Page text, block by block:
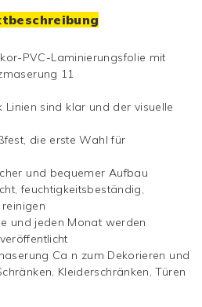
Linien sind klar und der visuelle
die erste Wahl für
und bequemer Aufbau
feuchtigkeitsbeständig,
und jeden Monat werden
Ca n zum Dekorieren und
Kleiderschränken, Türen